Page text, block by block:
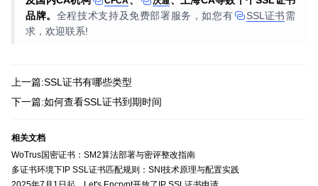
品牌。 全程技术支持及免费部署服务，如您有 SSL证书需
求，欢迎联系!
上一篇:SSL证书有哪些类型
下一篇:如何查看SSL证书到期时间
相关文档
WoTrus国密证书：SM2算法部署与密评整改指南
多证书环境下IP SSL证书匹配规则：SNI技术原理与配置实践